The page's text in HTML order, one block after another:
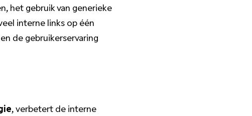
het gebruik van generieke
interne links op één
de gebruikerservaring
, verbetert de interne